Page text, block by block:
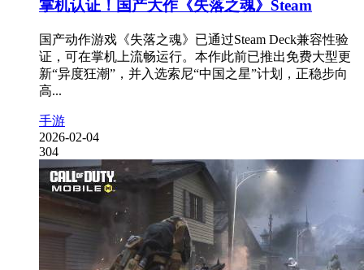
掌机认证！国产大作《失落之魂》Steam
国产动作游戏《失落之魂》已通过Steam Deck兼容性验
证，可在掌机上流畅运行。本作此前已推出免费大型更
新“异度狂潮”，并入选索尼“中国之星”计划，正稳步向
高...
手游
2026-02-04
304